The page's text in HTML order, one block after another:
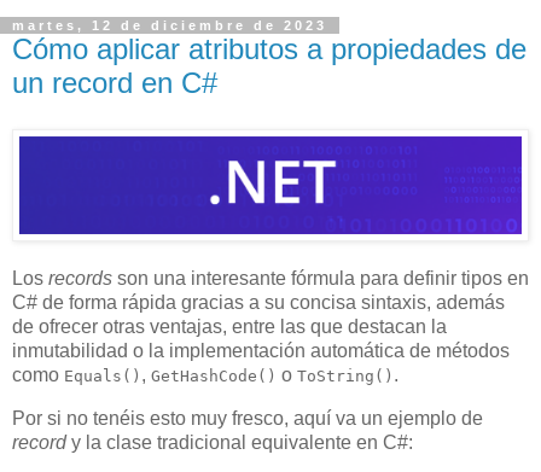
martes, 12 de diciembre de 2023
Cómo aplicar atributos a propiedades de
un record en C#
Los records son una interesante fórmula para definir tipos en
C# de forma rápida gracias a su concisa sintaxis, además
de ofrecer otras ventajas, entre las que destacan la
inmutabilidad o la implementación automática de métodos
como Equals() , GetHashCode() o ToString() .
Por si no tenéis esto muy fresco, aquí va un ejemplo de
recordy la clase tradicional equivalente en C#: